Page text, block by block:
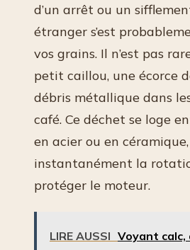
d’un arrêt ou un
étranger s’est
vos grains. Il n’est pas
petit caillou, une écorce
débris métallique dans
café. Ce déchet se loge
en acier ou en
instantanément la
protéger le moteur.
LIRE AUSSI Voyant calc,